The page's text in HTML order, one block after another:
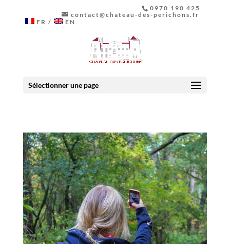
0970 190 425
contact@chateau-des-perichons.fr
FR
EN
Sélectionner une page